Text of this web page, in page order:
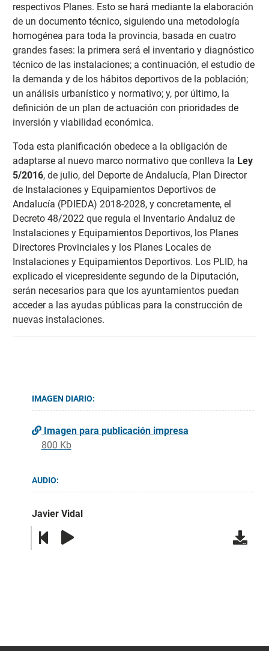
respectivos Planes. Esto se hará mediante la elaboración
de un documento técnico, siguiendo una metodología
homogénea para toda la provincia, basada en cuatro
grandes fases: la primera será el inventario y diagnóstico
técnico de las instalaciones; a continuación, el estudio de
la demanda y de los hábitos deportivos de la población;
un análisis urbanístico y normativo; y, por último, la
definición de un plan de actuación con prioridades de
inversión y viabilidad económica.
Toda esta planificación obedece a la obligación de
adaptarse al nuevo marco normativo que conlleva la Ley
5/2016, de julio, del Deporte de Andalucía, Plan Director
de Instalaciones y Equipamientos Deportivos de
Andalucía (PDIEDA) 2018-2028, y concretamente, el
Decreto 48/2022 que regula el Inventario Andaluz de
Instalaciones y Equipamientos Deportivos, los Planes
Directores Provinciales y los Planes Locales de
Instalaciones y Equipamientos Deportivos. Los PLID, ha
explicado el vicepresidente segundo de la Diputación,
serán necesarios para que los ayuntamientos puedan
acceder a las ayudas públicas para la construcción de
nuevas instalaciones.
IMAGEN DIARIO:
Imagen para publicación impresa
800 Kb
AUDIO:
Javier Vidal